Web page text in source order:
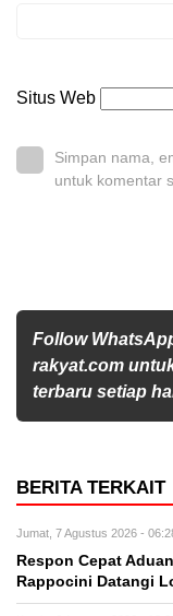
Situs Web
Simpan nama,
untuk komentar
Follow
rakyat.com
terbaru setiap
BERITA TERKAIT
Jumat, 7 Agustus 2026 -
Respon Cepat
Rappocini Datangi